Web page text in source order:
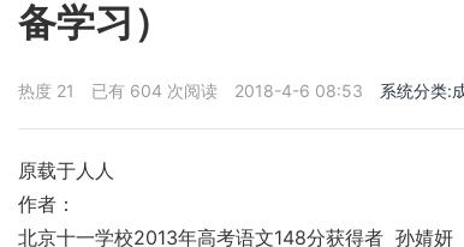
备学习）
热度 21 已有 604 次阅读 2018-4-6 08:53 系统分类:
原载于人人
作者：
北京十一学校2013年高考语文148分获得者 孙婧妍